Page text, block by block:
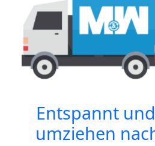
Entspannt
umziehen